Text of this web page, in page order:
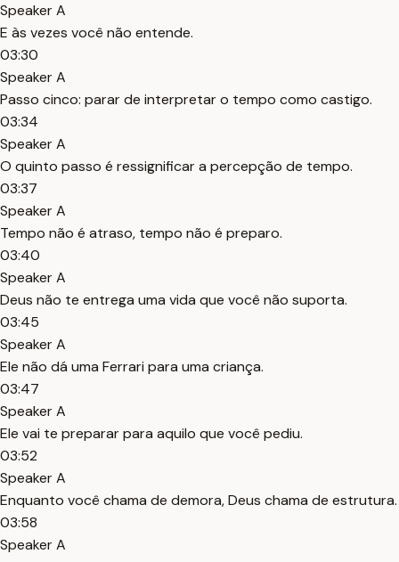
Speaker A
E às vezes você não entende.
03:30
Speaker A
Passo cinco: parar de interpretar o tempo como castigo.
03:34
Speaker A
O quinto passo é ressignificar a percepção de tempo.
03:37
Speaker A
Tempo não é atraso, tempo não é preparo.
03:40
Speaker A
Deus não te entrega uma vida que você não suporta.
03:45
Speaker A
Ele não dá uma Ferrari para uma criança.
03:47
Speaker A
Ele vai te preparar para aquilo que você pediu.
03:52
Speaker A
Enquanto você chama de demora, Deus chama de estrutura.
03:58
Speaker A